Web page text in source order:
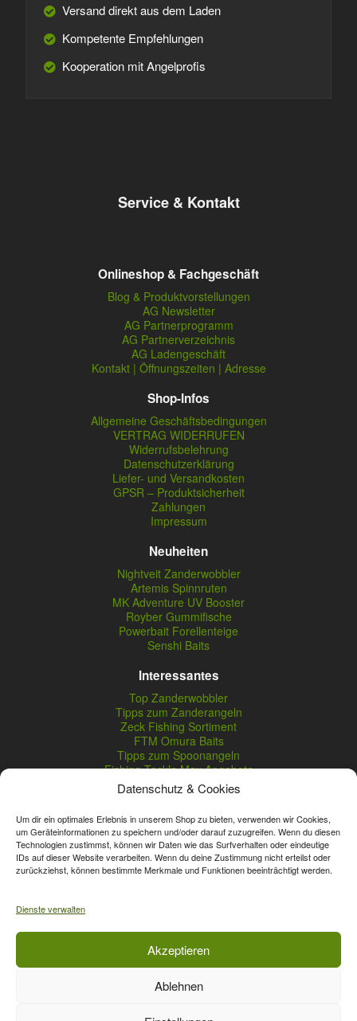
Datenschutz & Cookies
Um dir ein optimales Erlebnis in unserem Shop zu bieten, verwenden wir Cookies,
um Geräteinformationen zu speichern und/oder darauf zuzugreifen. Wenn du diesen
Technologien zustimmst, können wir Daten wie das Surfverhalten oder eindeutige
IDs auf dieser Website verarbeiten. Wenn du deine Zustimmung nicht erteilst oder
zurückziehst, können bestimmte Merkmale und Funktionen beeinträchtigt werden.
Dienste verwalten
Akzeptieren
Ablehnen
Versand direkt aus dem Laden
Kompetente Empfehlungen
Kooperation mit Angelprofis
Service & Kontakt
Onlineshop & Fachgeschäft
Blog & Produktvorstellungen
AG Newsletter
AG Partnerprogramm
AG Partnerverzeichnis
AG Ladengeschäft
Kontakt | Öffnungszeiten | Adresse
Shop-Infos
Allgemeine Geschäftsbedingungen
VERTRAG WIDERRUFEN
Widerrufsbelehrung
Datenschutzerklärung
Liefer- und Versandkosten
GPSR – Produktsicherheit
Zahlungen
Impressum
Neuheiten
Nightveit Zanderwobbler
Artemis Spinnruten
MK Adventure UV Booster
Royber Gummifische
Powerbait Forellenteige
Senshi Baits
Interessantes
Top Zanderwobbler
Tipps zum Zanderangeln
Zeck Fishing Sortiment
FTM Omura Baits
Tipps zum Spoonangeln
Fishing Tackle Max Angebote
Seika Pro Produkte
Nightveit Zanderwobbler
Vertrag widerrufen
Unsere Onlinepreise können günstiger sein.
Affiliate, Partner Rabatt-Codes und Aktionscodes gelten für das gesamte
Sortiment, davon ausgeschlossen sind Gutscheine, Sale-Produkte, Zeck
Codes gelten für das gesamte Sortiment.